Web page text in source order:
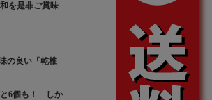
を是非ご賞味
の良い「乾椎
6個も！ しか